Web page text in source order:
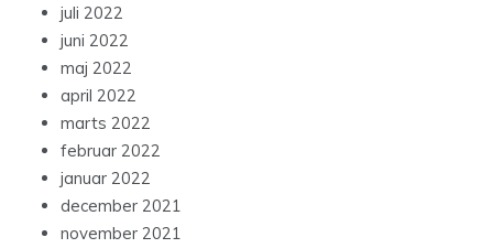
juli 2022
juni 2022
maj 2022
april 2022
marts 2022
februar 2022
januar 2022
december 2021
november 2021